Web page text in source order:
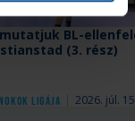
Ligája 2026. júl.
BL-
(3. rész)